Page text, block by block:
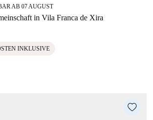
AB 07 AUGUST
in Vila Franca de Xira
INKLUSIVE